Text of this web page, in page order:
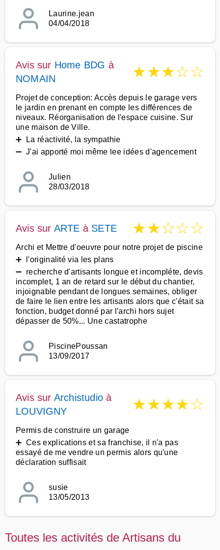
Laurine.jean
04/04/2018
Avis sur Home BDG à
NOMAIN
★★★☆☆
Projet de conception: Accès depuis le garage vers
le jardin en prenant en compte les différences de
niveaux. Réorganisation de l'espace cuisine. Sur
une maison de Ville.
➕ La réactivité, la sympathie
➖ J'ai apporté moi même lee idées d'agencement
Julien
28/03/2018
Avis sur ARTE à SETE ★★☆☆☆
Archi et Mettre d'oeuvre pour notre projet de piscine
➕ l'originalité via les plans
➖ recherche d'artisants longue et incompléte, devis
incomplet, 1 an de retard sur le début du chantier,
injoignable pendant de longues semaines, obliger
de faire le lien entre les artisants alors que c'était sa
fonction, budget donné par l'archi hors sujet
dépasser de 50%... Une castatrophe
PiscinePoussan
13/09/2017
Avis sur Archistudio à
LOUVIGNY
★★★★☆
Permis de construire un garage
➕ Ces explications et sa franchise, il n'a pas
essayé de me vendre un permis alors qu'une
déclaration suffisait
susie
13/05/2013
Toutes les activités de Artisans du